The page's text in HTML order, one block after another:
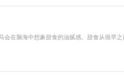
在脑海中想象甜食的油腻感。甜食从很早